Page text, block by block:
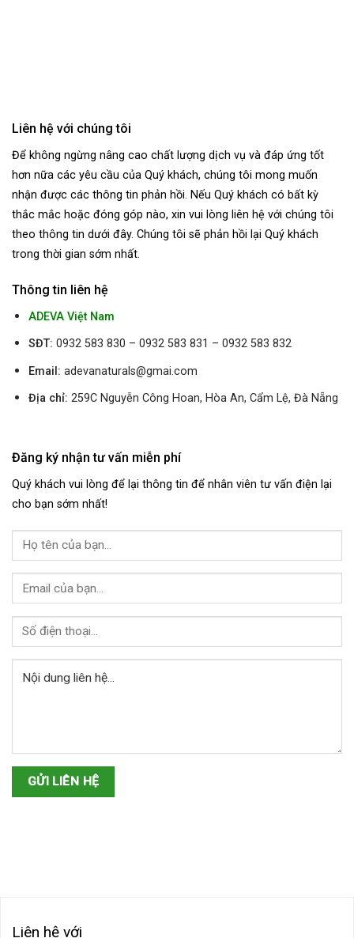
Liên hệ với chúng tôi
Để không ngừng nâng cao chất lượng dịch vụ và đáp ứng tốt
hơn nữa các yêu cầu của Quý khách, chúng tôi mong muốn
nhận được các thông tin phản hồi. Nếu Quý khách có bất kỳ
thắc mắc hoặc đóng góp nào, xin vui lòng liên hệ với chúng tôi
theo thông tin dưới đây. Chúng tôi sẽ phản hồi lại Quý khách
trong thời gian sớm nhất.
Thông tin liên hệ
ADEVA Việt Nam
SĐT: 0932 583 830 – 0932 583 831 – 0932 583 832
Email: adevanaturals@gmai.com
Địa chỉ: 259C Nguyễn Công Hoan, Hòa An, Cẩm Lệ, Đà Nẵng
Đăng ký nhận tư vấn miễn phí
Quý khách vui lòng để lại thông tin để nhân viên tư vấn điện lại
cho bạn sớm nhất!
Liên hệ với